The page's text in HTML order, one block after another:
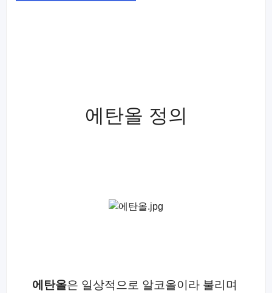
에탄올 정의
에탄올은 일상적으로 알코올이라 불리며